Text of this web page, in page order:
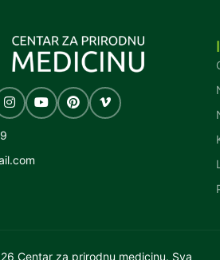
Centar za prirodnu medicinu. Sva